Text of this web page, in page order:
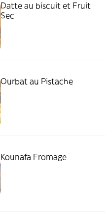
Datte au biscuit et Fruit
Sec
Ourbat au Pistache
Kounafa Fromage